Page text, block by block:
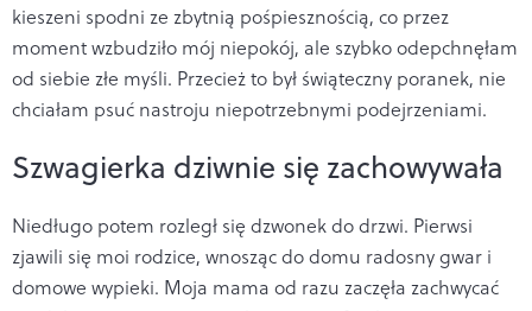
kieszeni spodni ze zbytnią pośpiesznością, co przez
moment wzbudziło mój niepokój, ale szybko odepchnęłam
od siebie złe myśli. Przecież to był świąteczny poranek, nie
chciałam psuć nastroju niepotrzebnymi podejrzeniami.
Szwagierka dziwnie się zachowywała
Niedługo potem rozległ się dzwonek do drzwi. Pierwsi
zjawili się moi rodzice, wnosząc do domu radosny gwar i
domowe wypieki. Moja mama od razu zaczęła zachwycać